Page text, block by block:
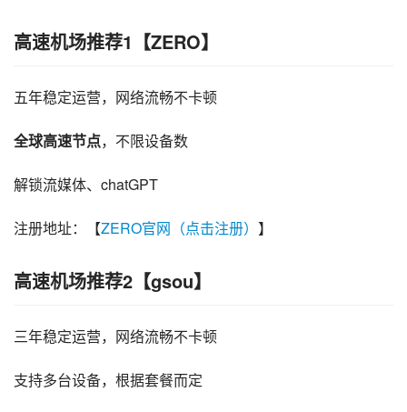
高速机场推荐1【ZERO】
五年稳定运营，网络流畅不卡顿
全球高速节点，不限设备数
解锁流媒体、chatGPT
注册地址：【ZERO官网（点击注册） 】
高速机场推荐2【gsou】
三年稳定运营，网络流畅不卡顿
支持多台设备，根据套餐而定